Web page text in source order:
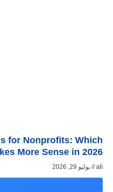
for Nonprofits: Which
More Sense in 2026?
ali يوليو 29, 2026